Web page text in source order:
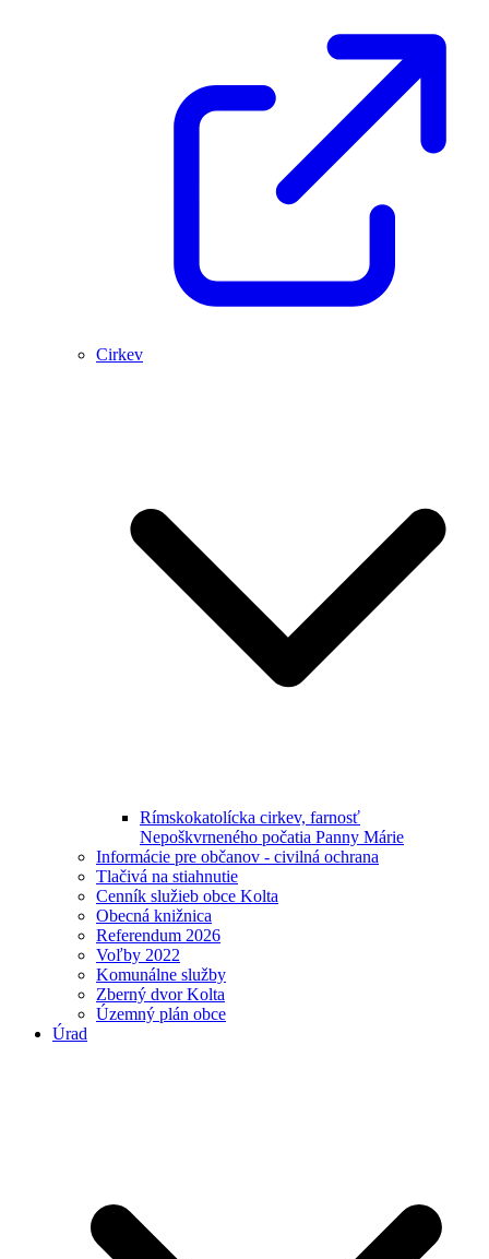
Cirkev
Rímskokatolícka cirkev, farnosť
Nepoškvrneného počatia Panny Márie
Informácie pre občanov - civilná ochrana
Tlačivá na stiahnutie
Cenník služieb obce Kolta
Obecná knižnica
Referendum 2026
Voľby 2022
Komunálne služby
Zberný dvor Kolta
Územný plán obce
Úrad